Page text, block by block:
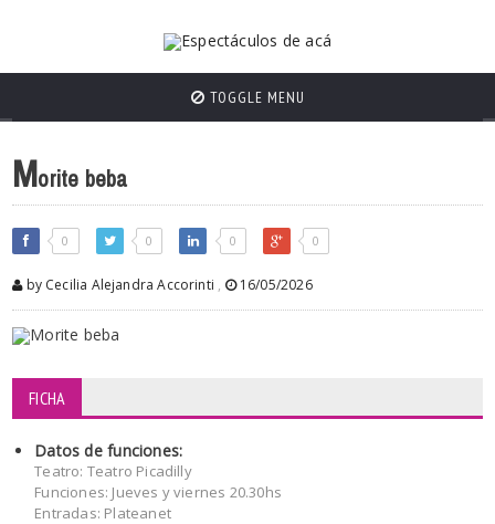
TOGGLE MENU
Morite beba
0 0 0 0
by Cecilia Alejandra Accorinti , 16/05/2026
FICHA
Datos de funciones:
Teatro: Teatro Picadilly
Funciones: Jueves y viernes 20.30hs
Entradas: Plateanet